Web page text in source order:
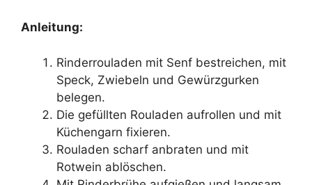
Anleitung:
Rinderrouladen mit Senf bestreichen, mit
Speck, Zwiebeln und Gewürzgurken
belegen.
Die gefüllten Rouladen aufrollen und mit
Küchengarn fixieren.
Rouladen scharf anbraten und mit
Rotwein ablöschen.